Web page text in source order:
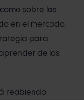
sobre las
en el mercado.
para
de los
recibiendo